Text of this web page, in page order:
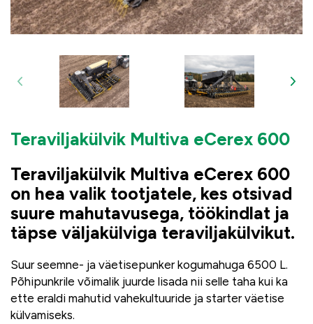
Teraviljakülvik Multiva eCerex 600
Teraviljakülvik Multiva eCerex 600
on hea valik tootjatele, kes otsivad
suure mahutavusega, töökindlat ja
täpse väljakülviga teraviljakülvikut.
Suur seemne- ja väetisepunker kogumahuga 6500 L.
Põhipunkrile võimalik juurde lisada nii selle taha kui ka
ette eraldi mahutid vahekultuuride ja starter väetise
külvamiseks.